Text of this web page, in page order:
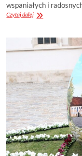
wspaniałych i
Czytaj dalejWESOŁYCH
ŻYCZY
POLAKO